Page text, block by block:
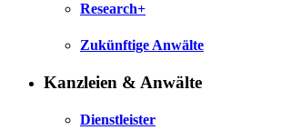
Research+
Zukünftige Anwälte
Kanzleien & Anwälte
Dienstleister